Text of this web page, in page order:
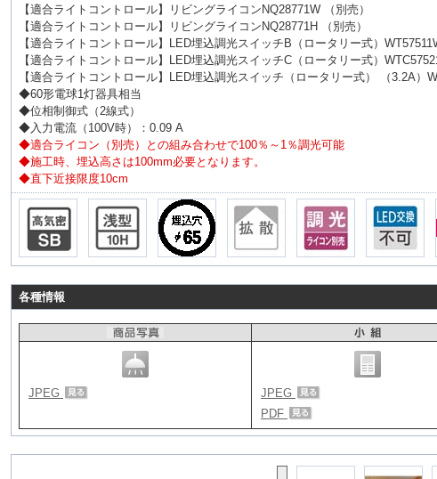
【適合ライトコントロール】リビングライコンNQ28771W （別売）
【適合ライトコントロール】リビングライコンNQ28771H （別売）
【適合ライトコントロール】LED埋込調光スイッチB（ロータリー式）
【適合ライトコントロール】LED埋込調光スイッチC（ロータリー式）
【適合ライトコントロール】LED埋込調光スイッチ（ロータリー式） （3.2A）
◆60形電球1灯器具相当
◆位相制御式（2線式）
◆入力電流（100V時）：0.09 A
◆適合ライコン（別売）との組み合わせで100％～1％調光可能
◆施工時、埋込高さは100mm必要となります。
◆直下近接限度10cm
各種情報
JPEG
JPEG
PDF